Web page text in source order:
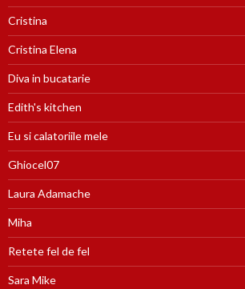
Cristina
Cristina Elena
Diva in bucatarie
Edith's kitchen
Eu si calatoriile mele
Ghiocel07
Laura Adamache
Miha
Retete fel de fel
Sara Mike